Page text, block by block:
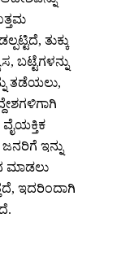
ತುಕ್ಕು
ಬಟ್ಟೆಗಳನ್ನು
ತಡೆಯಲು,
ವೈಯಕ್ತಿಕ
ಇನ್ನು
ಮಾಡಲು
ಇದರಿಂದಾಗಿ